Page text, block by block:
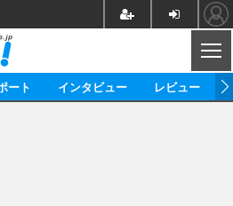
ート インタビュー レビュー